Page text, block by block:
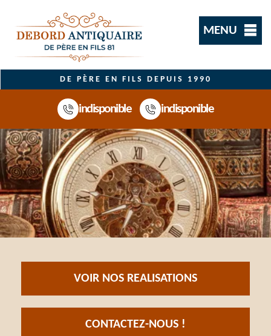
MENU
DE PÈRE EN FILS DEPUIS 1990
indisponible indisponible
VOIR NOS REALISATIONS
CONTACTEZ-NOUS !